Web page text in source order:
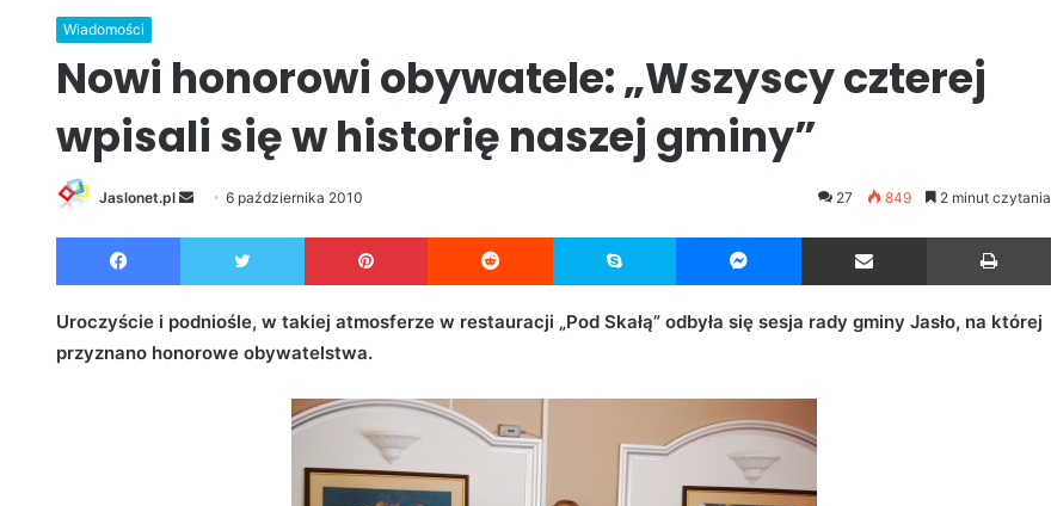
Wiadomości
Nowi honorowi obywatele: „Wszyscy czterej
wpisali się w historię naszej gminy”
Jaslonet.pl
d
a
6 października 2010 27 849 2 minut czytania
Facebook Twitter Pinterest Reddit Skype Messenger Udostępnij przez Email
Uroczyście i podniośle, w takiej atmosferze w restauracji „Pod Skałą” odbyła się sesja rady gminy Jasło, na której
przyznano honorowe obywatelstwa.